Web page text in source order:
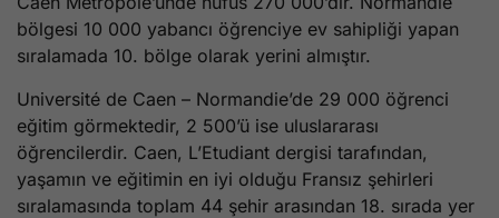
bölgesi 10 000 yabancı öğrenciye ev sahipliği yapan
sıralamada 10. bölge olarak yerini almıştır.
Université de Caen – Normandie’de 29 000 öğrenci
eğitim görmektedir, 2 500’ü ise uluslararası
öğrencilerdir. Caen, L’Etudiant dergisi tarafından,
yaşamın ve eğitimin en iyi olduğu Fransız şehirleri
sıralamasında toplam 44 şehir arasından 18. sırada yer